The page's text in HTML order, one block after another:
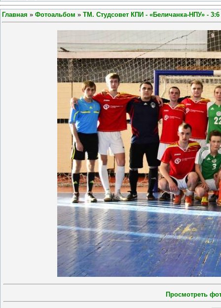
Главная » Фотоальбом » ТМ. Студсовет КПИ - «Беличанка-НПУ» - 3:6
Просмотреть